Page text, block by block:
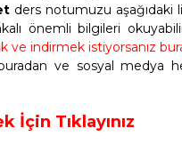
ders notumuzu aşağıdaki
önemli bilgileri
indirmek istiyorsanız
ve sosyal medya
İçin Tıklayınız